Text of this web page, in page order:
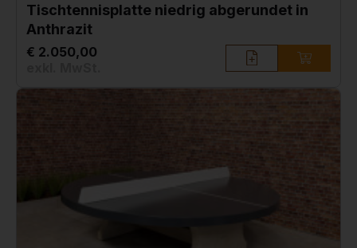
Tischtennisplatte niedrig abgerundet in
Anthrazit
€ 2.050,00